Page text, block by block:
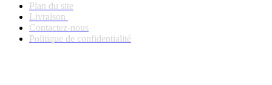
Plan du site
Livraison
Contactez-nous
Politique de confidentialité